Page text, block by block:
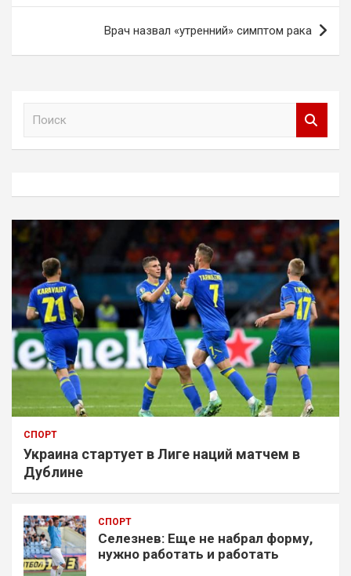
Врач назвал «утренний» симптом рака
СПОРТ
Украина стартует в Лиге наций матчем в
Дублине
СПОРТ
Селезнев: Еще не набрал форму,
нужно работать и работать